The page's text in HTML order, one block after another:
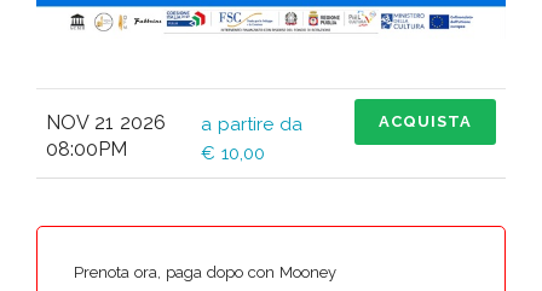
NOV 21 2026
08:00PM
a partire da
€ 10,00
ACQUISTA
Prenota ora, paga dopo con Mooney